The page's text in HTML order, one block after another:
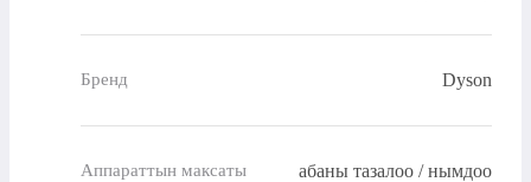
Бренд Dyson
Аппараттын максаты абаны тазалоо / нымдоо